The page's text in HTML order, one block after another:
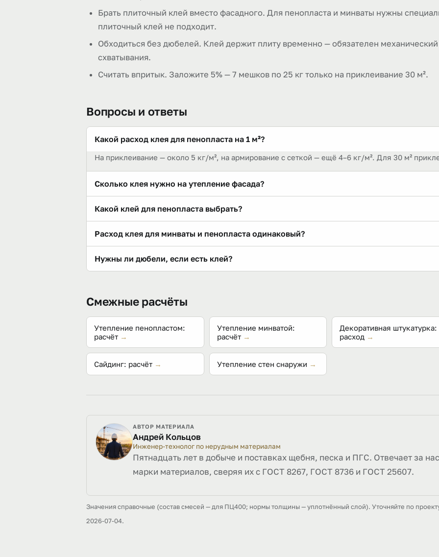
Брать плиточный клей вместо фасадного. Для пенопласта и минваты нужны
плиточный клей не подходит.
Обходиться без дюбелей. Клей держит плиту временно — обязателен
схватывания.
Считать впритык. Заложите 5% — 7 мешков по 25 кг только на приклеивание 30 м².
Вопросы и ответы
Какой расход клея для пенопласта на 1 м²?
На приклеивание — около 5 кг/м², на армирование с сеткой — ещё 4–6 кг/м². Для 30 м²
Сколько клея нужно на утепление фасада?
Какой клей для пенопласта выбрать?
Плиточный клей не подходит.
Расход клея для минваты и пенопласта одинаковый?
и маяками.
Нужны ли дюбели, если есть клей?
Смежные расчёты
Утепление пенопластом:
расчёт →
Утепление минватой:
расчёт →
Декоративная штукатурка:
расход →
Сайдинг: расчёт → Утепление стен снаружи →
АВТОР МАТЕРИАЛА
Андрей Кольцов
Инженер-технолог по нерудным материалам
Пятнадцать лет в добыче и поставках щебня, песка и ПГС. Отвечает за
марки материалов, сверяя их с ГОСТ 8267, ГОСТ 8736 и ГОСТ 25607.
Значения справочные (состав смесей — для ПЦ400; нормы толщины — уплотнённый слой). Уточняйте по
2026-07-04.